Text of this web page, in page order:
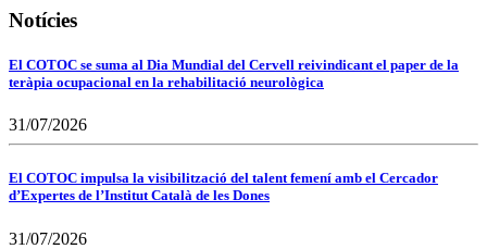
Notícies
El COTOC se suma al Dia Mundial del Cervell reivindicant el paper de la
teràpia ocupacional en la rehabilitació neurològica
31/07/2026
El COTOC impulsa la visibilització del talent femení amb el Cercador
d’Expertes de l’Institut Català de les Dones
31/07/2026